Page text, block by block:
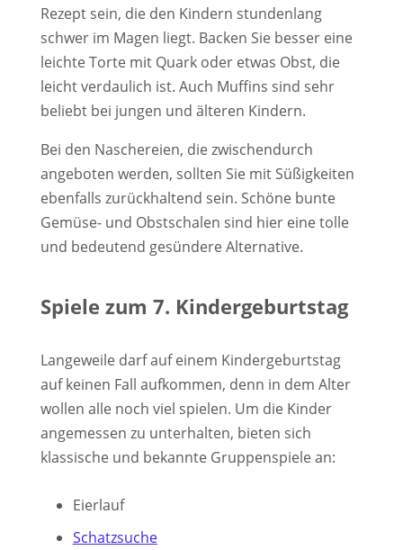
Rezept sein, die den Kindern stundenlang
schwer im Magen liegt. Backen Sie besser eine
leichte Torte mit Quark oder etwas Obst, die
leicht verdaulich ist. Auch Muffins sind sehr
beliebt bei jungen und älteren Kindern.
Bei den Naschereien, die zwischendurch
angeboten werden, sollten Sie mit Süßigkeiten
ebenfalls zurückhaltend sein. Schöne bunte
Gemüse- und Obstschalen sind hier eine tolle
und bedeutend gesündere Alternative.
Spiele zum 7. Kindergeburtstag
Langeweile darf auf einem Kindergeburtstag
auf keinen Fall aufkommen, denn in dem Alter
wollen alle noch viel spielen. Um die Kinder
angemessen zu unterhalten, bieten sich
klassische und bekannte Gruppenspiele an:
Eierlauf
Schatzsuche